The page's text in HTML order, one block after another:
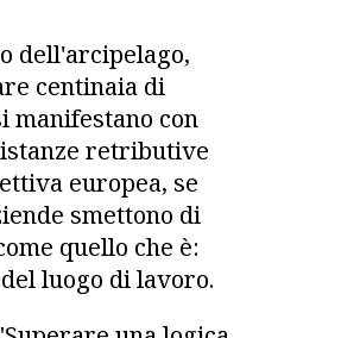
dell'arcipelago,
centinaia di
manifestano con
retributive
europea, se
smettono di
quello che è:
luogo di lavoro.